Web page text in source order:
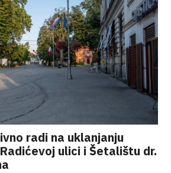
radi na uklanjanju
ulici i Šetalištu dr.